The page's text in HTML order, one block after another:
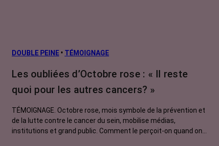
DOUBLE PEINE • TÉMOIGNAGE
Les oubliées d’Octobre rose : « Il reste
quoi pour les autres cancers? »
TÉMOIGNAGE. Octobre rose, mois symbole de la prévention et
de la lutte contre le cancer du sein, mobilise médias,
institutions et grand public. Comment le perçoit-on quand on